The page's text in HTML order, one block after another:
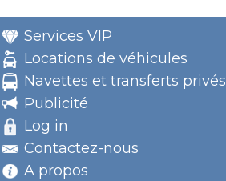
Services VIP
Locations de véhicules
Navettes et transferts privés
Publicité
Log in
Contactez-nous
A propos